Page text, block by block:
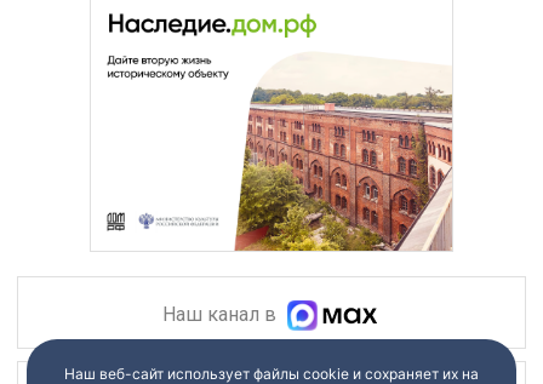
Наш канал в
Наш веб-сайт использует файлы cookie и сохраняет их на